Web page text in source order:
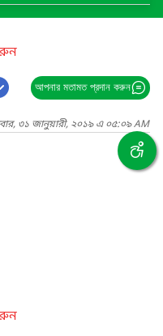
আপনার মতামত প্রদান করুন
৩১ জানুয়ারী, ২০১৯ এ ০৫:০৯ AM